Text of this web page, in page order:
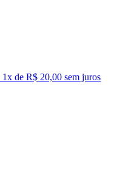
1x de R$ 20,00 sem juros